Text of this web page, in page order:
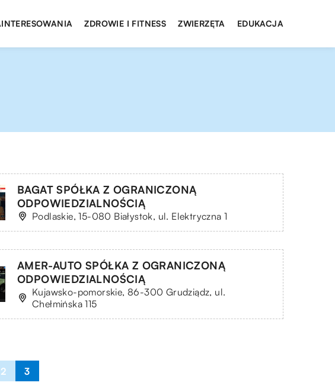
ZDROWIE I FITNESS ZWIERZĘTA EDUKACJA
BAGAT SPÓŁKA Z OGRANICZONĄ
ODPOWIEDZIALNOŚCIĄ
Podlaskie, 15-080 Białystok, ul. Elektryczna 1
AMER-AUTO SPÓŁKA Z OGRANICZONĄ
ODPOWIEDZIALNOŚCIĄ
Kujawsko-pomorskie, 86-300 Grudziądz, ul.
Chełmińska 115
2 3